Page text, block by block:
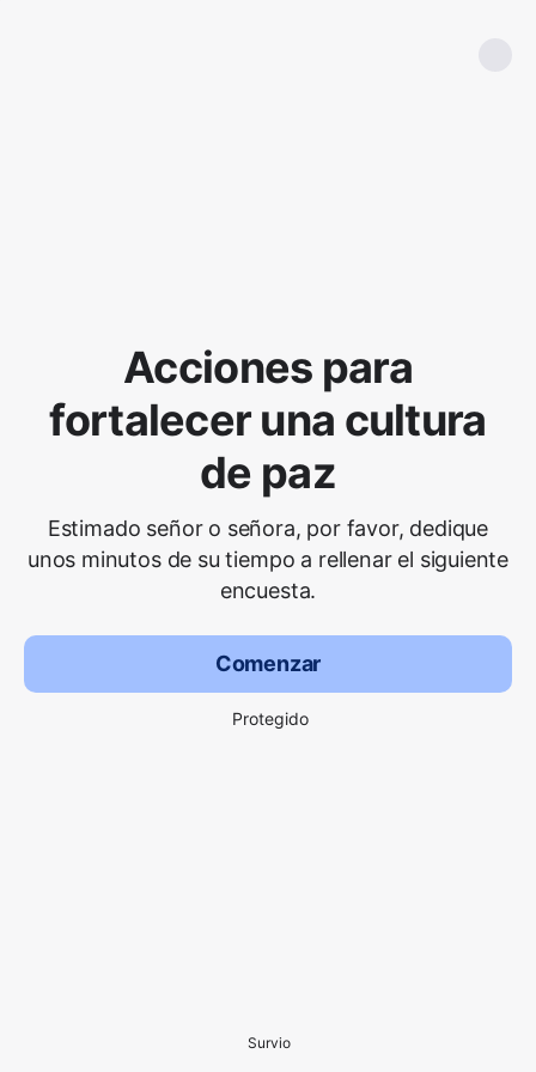
Acciones para
fortalecer una cultura
de paz
Estimado señor o señora, por favor, dedique
unos minutos de su tiempo a rellenar el siguiente
encuesta.
Comenzar
Protegido
Survio